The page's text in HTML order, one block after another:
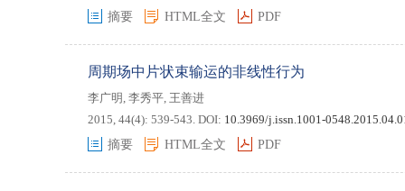
摘要
HTML全文 PDF
周期场中片状束输运的非线性行为
李广明 , 李秀平, 王善进
2015, 44(4): 539-543. DOI: 10.3969/j.issn.1001-
摘要
HTML全文 PDF